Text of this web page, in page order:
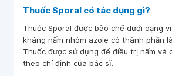
Thuốc Sporal có tác dụng gì?
Thuốc Sporal được bào chế dưới dạng
kháng nấm nhóm azole có thành phần
Thuốc được sử dụng để điều trị nấm và
theo chỉ định của bác sĩ.